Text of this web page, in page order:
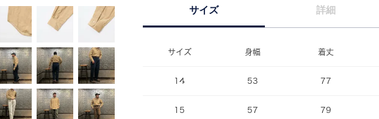
サイズ 詳細
サイズ 身幅 着丈
14 53 77
15 57 79